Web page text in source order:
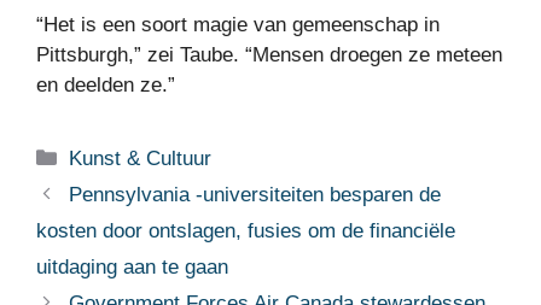
“Het is een soort magie van gemeenschap in
Pittsburgh,” zei Taube. “Mensen droegen ze meteen
en deelden ze.”
Categorieën
Kunst & Cultuur
Pennsylvania -universiteiten besparen de
kosten door ontslagen, fusies om de financiële
uitdaging aan te gaan